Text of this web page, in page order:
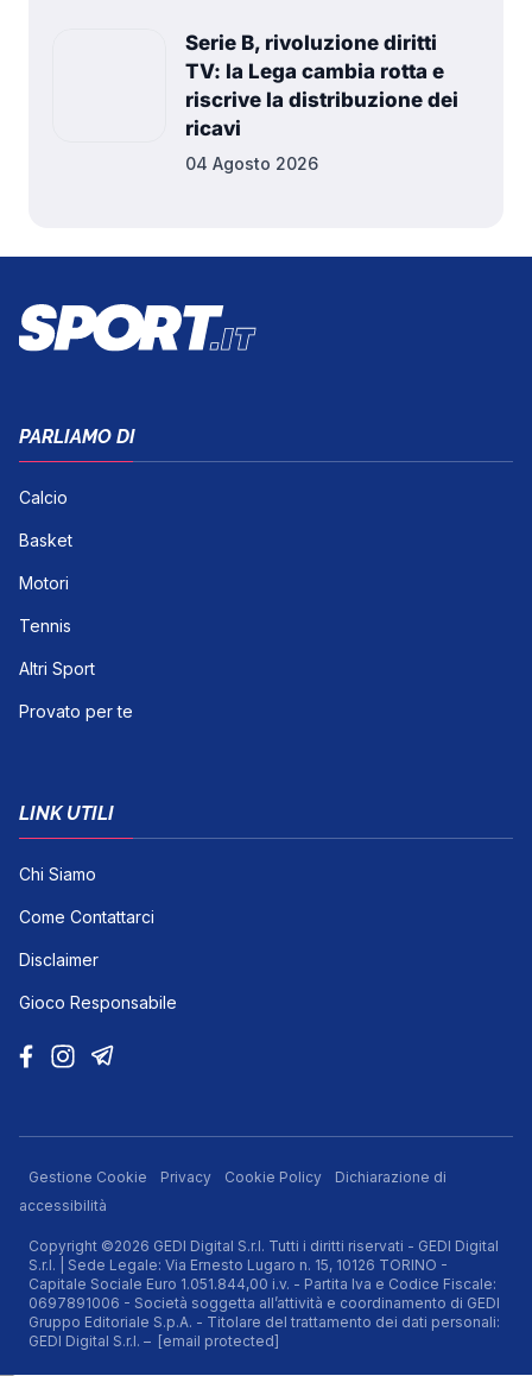
Serie B, rivoluzione diritti
TV: la Lega cambia rotta e
riscrive la distribuzione dei
ricavi
04 Agosto 2026
PARLIAMO DI
Calcio
Basket
Motori
Tennis
Altri Sport
Provato per te
LINK UTILI
Chi Siamo
Come Contattarci
Disclaimer
Gioco Responsabile
Gestione Cookie Privacy Cookie Policy
Dichiarazione di
accessibilità
Copyright ©2026 GEDI Digital S.r.l. Tutti i diritti riservati - GEDI Digital
S.r.l. | Sede Legale: Via Ernesto Lugaro n. 15, 10126 TORINO -
Capitale Sociale Euro 1.051.844,00 i.v. - Partita Iva e Codice Fiscale:
0697891006 - Società soggetta all’attività e coordinamento di GEDI
Gruppo Editoriale S.p.A. - Titolare del trattamento dei dati personali:
GEDI Digital S.r.l. – [email protected]